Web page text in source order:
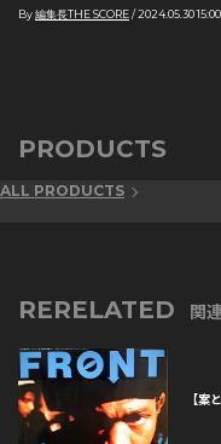
By編集長THE SCORE/2024.05.30 15:00
PRODUCTS
ALL PRODUCTS
RERELATED 関
【案